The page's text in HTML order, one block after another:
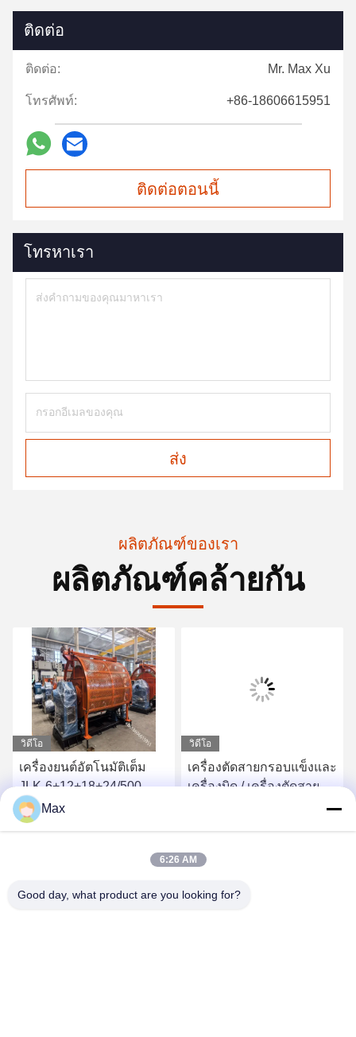
ติดต่อ
ติดต่อ: Mr. Max Xu
โทรศัพท์: +86-18606615951
ติดต่อตอนนี้
โทรหาเรา
ส่ง
ผลิตภัณฑ์ของเรา
ผลิตภัณฑ์คล้ายกัน
วิดีโอ
เครื่องยนต์อัตโนมัติเต็ม
JLK-6+12+18+24/500
วิดีโอ
เครื่องตัดสายกรอบแข็งและ
เครื่องบิด / เครื่องตัดสาย
Max
6:26 AM
Good day, what product are you looking for?